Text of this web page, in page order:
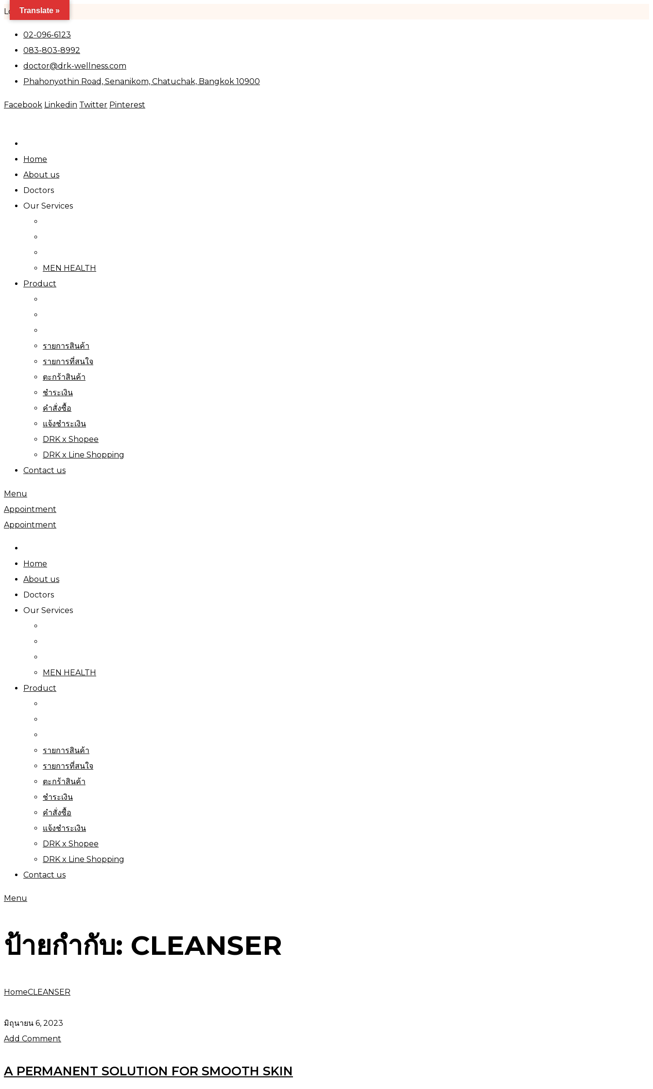
Loading..
02-096-6123
083-803-8992
doctor@drk-wellness.com
Phahonyothin Road, Senanikom, Chatuchak, Bangkok 10900
Facebook Linkedin Twitter Pinterest
Home
About us
Doctors
Our Services
MEN HEALTH
Product
รายการสินค้า
รายการที่สนใจ
ตะกร้าสินค้า
ชำระเงิน
คำสั่งซื้อ
แจ้งชำระเงิน
DRK x Shopee
DRK x Line Shopping
Contact us
Menu
Appointment
Appointment
Home
About us
Doctors
Our Services
MEN HEALTH
Product
รายการสินค้า
รายการที่สนใจ
ตะกร้าสินค้า
ชำระเงิน
คำสั่งซื้อ
แจ้งชำระเงิน
DRK x Shopee
DRK x Line Shopping
Contact us
Menu
ป้ายกำกับ: CLEANSER
HomeCLEANSER
มิถุนายน 6, 2023
Add Comment
A PERMANENT SOLUTION FOR SMOOTH SKIN
Translate »